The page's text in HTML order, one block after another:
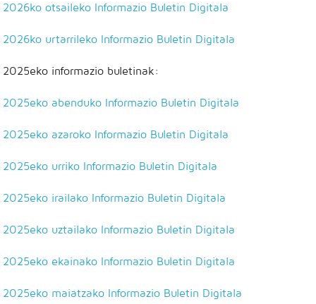
2026ko otsaileko Informazio Buletin Digitala
2026ko urtarrileko Informazio Buletin Digitala
2025eko informazio buletinak:
2025eko abenduko Informazio Buletin Digitala
2025eko azaroko Informazio Buletin Digitala
2025eko urriko Informazio Buletin Digitala
2025eko irailako Informazio Buletin Digitala
2025eko uztailako Informazio Buletin Digitala
2025eko ekainako Informazio Buletin Digitala
2025eko maiatzako Informazio Buletin Digitala